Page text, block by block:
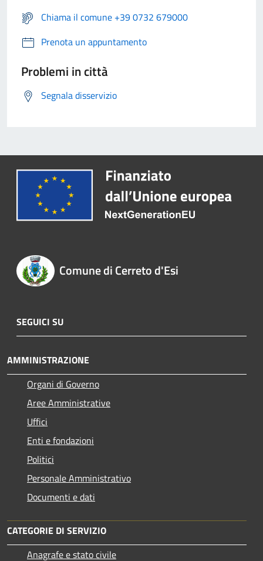
Chiama il comune +39 0732 679000
Prenota un appuntamento
Problemi in città
Segnala disservizio
Comune di Cerreto d'Esi
SEGUICI SU
AMMINISTRAZIONE
Organi di Governo
Aree Amministrative
Uffici
Enti e fondazioni
Politici
Personale Amministrativo
Documenti e dati
CATEGORIE DI SERVIZIO
Anagrafe e stato civile